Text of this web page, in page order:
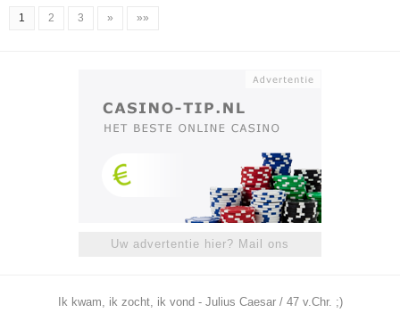
1 2 3 » »»
Uw advertentie hier? Mail ons
Ik kwam, ik zocht, ik vond - Julius Caesar / 47 v.Chr. ;)